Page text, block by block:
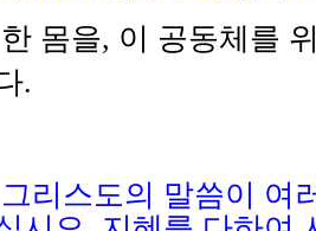
한 몸을, 이 공동체를
.
그리스도의 말씀이 여